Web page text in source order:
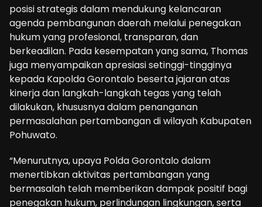
posisi strategis dalam mendukung kelancaran
agenda pembangunan daerah melalui penegakan
hukum yang profesional, transparan, dan
berkeadilan. Pada kesempatan yang sama, Thomas
juga menyampaikan apresiasi setinggi-tingginya
kepada Kapolda Gorontalo beserta jajaran atas
kinerja dan langkah-langkah tegas yang telah
dilakukan, khususnya dalam penanganan
permasalahan pertambangan di wilayah Kabupaten
Pohuwato.
“Menurutnya, upaya Polda Gorontalo dalam
menertibkan aktivitas pertambangan yang
bermasalah telah memberikan dampak positif bagi
penegakan hukum, perlindungan lingkungan, serta